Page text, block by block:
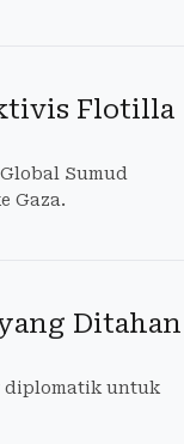
Flotilla
Sumud
Gaza.
Ditahan
diplomatik untuk